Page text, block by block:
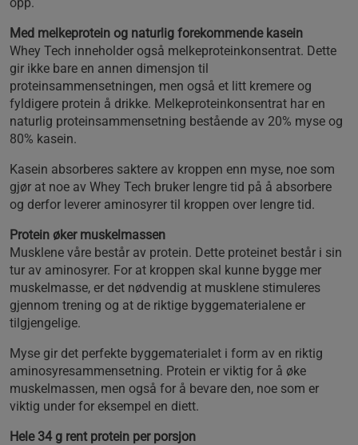
Med melkeprotein og naturlig forekommende kasein
Whey Tech inneholder også melkeproteinkonsentrat. Dette
gir ikke bare en annen dimensjon til
proteinsammensetningen, men også et litt kremere og
fyldigere protein å drikke. Melkeproteinkonsentrat har en
naturlig proteinsammensetning bestående av 20% myse og
80% kasein.
Kasein absorberes saktere av kroppen enn myse, noe som
gjør at noe av Whey Tech bruker lengre tid på å absorbere
og derfor leverer aminosyrer til kroppen over lengre tid.
Protein øker muskelmassen
Musklene våre består av protein. Dette proteinet består i sin
tur av aminosyrer. For at kroppen skal kunne bygge mer
muskelmasse, er det nødvendig at musklene stimuleres
gjennom trening og at de riktige byggematerialene er
tilgjengelige.
Myse gir det perfekte byggematerialet i form av en riktig
aminosyresammensetning. Protein er viktig for å øke
muskelmassen, men også for å bevare den, noe som er
viktig under for eksempel en diett.
Hele 34 g rent protein per porsjon